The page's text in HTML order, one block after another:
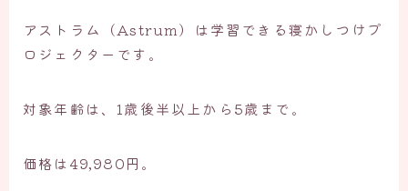
アストラム（Astrum）は学習できる寝かしつけプ
ロジェクターです。
対象年齢は、1歳後半以上から5歳まで。
価格は49,980円。